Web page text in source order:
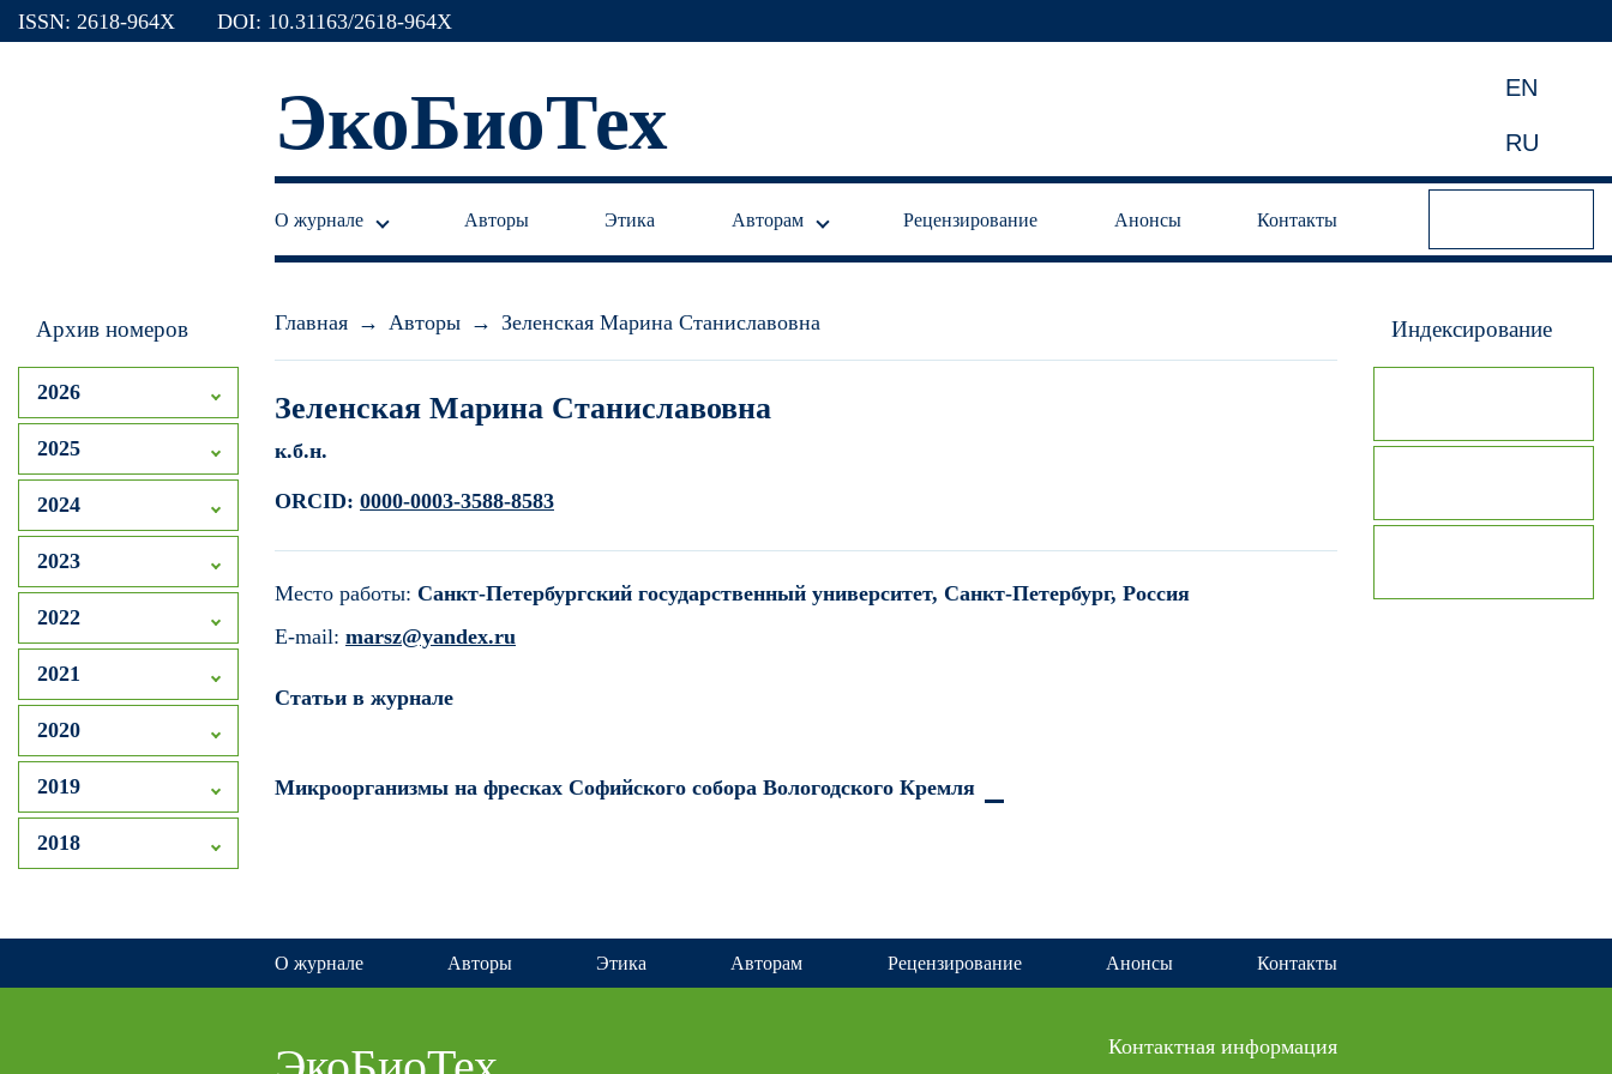
ISSN: 2618-964X DOI: 10.31163/2618-964X
ЭкоБиоТех EN
RU
О журнале Авторы Этика Авторам Рецензирование Анонсы Контакты
Архив номеров
2026
2025
2024
2023
2022
2021
2020
2019
2018
Индексирование
Главная → Авторы → Зеленская Марина Станиславовна
Зеленская Марина Станиславовна
к.б.н.
ORCID: 0000-0003-3588-8583
Место работы: Санкт-Петербургский государственный университет, Санкт-Петербург, Россия
E-mail: marsz@yandex.ru
Статьи в журнале
Микроорганизмы на фресках Софийского собора Вологодского Кремля
О журнале Авторы Этика Авторам Рецензирование Анонсы Контакты
Контактная информация